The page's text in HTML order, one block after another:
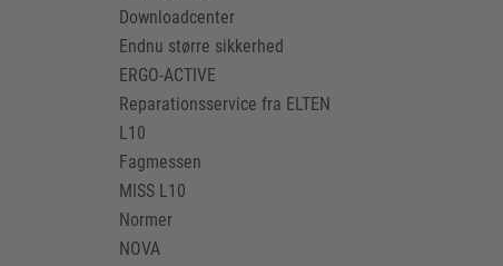
Downloadcenter
Endnu større sikkerhed
ERGO-ACTIVE
Reparationsservice fra ELTEN
L10
Fagmessen
MISS L10
Normer
NOVA